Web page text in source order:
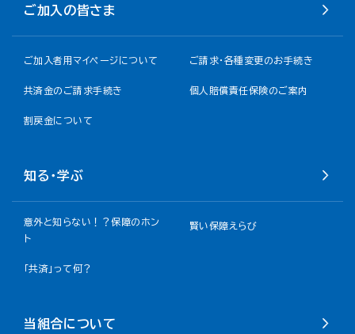
ご加入の皆さま
ご加入者用マイページについて ご請求・各種変更のお手続き
共済金のご請求手続き 個人賠償責任保険のご案内
割戻金について​
知る・学ぶ
意外と知らない！？保障のホン
ト
賢い保障えらび
「共済」って何？
当組合について